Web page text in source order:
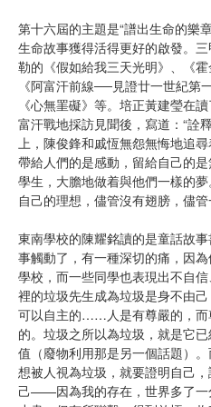
第十六屆的主題是“譜出生命的樂
生命故事獲得活得更好的啟發。
勒的《假如給我三天光明》、《霍
《阿富汗前線──見證廿一世紀第
《心無罣礙》等。培正黃建瑩在
富汗戰地採訪見聞後，寫道：“詮
上，陳俊鋒和戚恆無怨無悔地追
帶給人們的是感動，留給自己的
學生，大膽地做着與他們一樣的
自己的理想，儘管沒有翅膀，儘
東南學校的陳耀銘讀的是童話故
事觸動了，有一種深切的痛，因
學校，而一些同學也表現出不自
裡的垃圾先生成為垃圾是身不由
可以自主的……人是有尊嚴的，而
的。垃圾之所以為垃圾，就是它
值（廢物利用那是另一個話題）
想被人視為垃圾，就要證明自己
己——因為我的存在，世界多了一